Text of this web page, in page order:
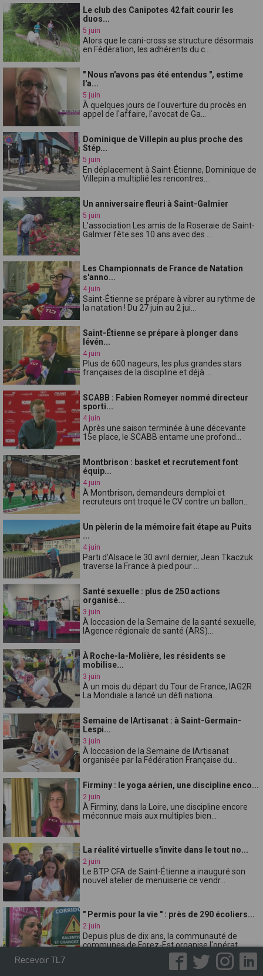
Le club des Canipotes 42 fait courir les
duos...
5 juin
Alors que le cani-cross se structure désormais
en Fédération, les adhérents du c...
" Nous n'avons pas été entendus ", estime
l'a...
5 juin
À quelques jours de l'ouverture du procès en
appel de l'affaire, l'avocat de Ga...
Dominique de Villepin au plus proche des
Stép...
5 juin
En déplacement à Saint-Étienne, Dominique de
Villepin a multiplié les rencontres...
Un anniversaire fleuri à Saint-Galmier
5 juin
L'association Les amis de la Roseraie de Saint-
Galmier fête ses 10 ans avec des ...
Les Championnats de France de Natation
s'anno...
4 juin
Saint-Étienne se prépare à vibrer au rythme de
la natation ! Du 27 juin au 2 jui...
Saint-Étienne se prépare à plonger dans
lévén...
4 juin
Plus de 600 nageurs, les plus grandes stars
françaises de la discipline et déjà ...
SCABB : Fabien Romeyer nommé directeur
sporti...
4 juin
Après une saison terminée à une décevante
15e place, le SCABB entame une profond...
Montbrison : basket et recrutement font
équip...
4 juin
À Montbrison, demandeurs demploi et
recruteurs ont troqué le CV contre un ballon...
Un pèlerin de la mémoire fait étape au Puits
...
4 juin
Parti d'Alsace le 30 avril dernier, Jean Tkaczuk
traverse la France à pied pour ...
Santé sexuelle : plus de 250 actions
organisé...
3 juin
À loccasion de la Semaine de la santé sexuelle,
lAgence régionale de santé (ARS)...
À Roche-la-Molière, les résidents se
mobilise...
3 juin
À un mois du départ du Tour de France, lAG2R
La Mondiale a lancé un défi nationa...
Semaine de lArtisanat : à Saint-Germain-
Lespi...
3 juin
À loccasion de la Semaine de lArtisanat
organisée par la Fédération Française du...
Firminy : le yoga aérien, une discipline enco...
2 juin
À Firminy, dans la Loire, une discipline encore
méconnue mais aux multiples bien...
La réalité virtuelle s'invite dans le tout no...
2 juin
Le BTP CFA de Saint-Étienne a inauguré son
nouvel atelier de menuiserie ce vendr...
" Permis pour la vie " : près de 290 écoliers...
2 juin
Depuis plus de dix ans, la communauté de
communes de Forez-Est organise l'opérat...
Recevoir TL7